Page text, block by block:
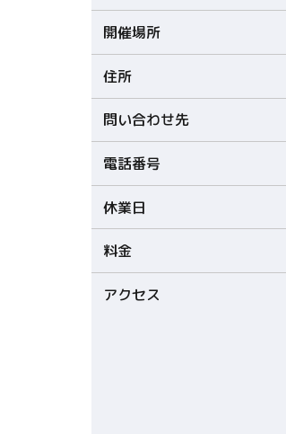
開催場所
住所
問い合わせ先
電話番号
休業日
料金
アクセス